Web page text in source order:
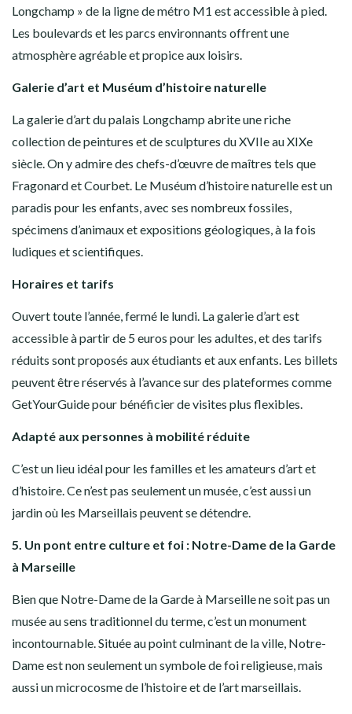
Longchamp » de la ligne de métro M1 est accessible à pied.
Les boulevards et les parcs environnants offrent une
atmosphère agréable et propice aux loisirs.
Galerie d’art et Muséum d’histoire naturelle
La galerie d’art du palais Longchamp abrite une riche
collection de peintures et de sculptures du XVIIe au XIXe
siècle. On y admire des chefs-d’œuvre de maîtres tels que
Fragonard et Courbet. Le Muséum d’histoire naturelle est un
paradis pour les enfants, avec ses nombreux fossiles,
spécimens d’animaux et expositions géologiques, à la fois
ludiques et scientifiques.
Horaires et tarifs
Ouvert toute l’année, fermé le lundi. La galerie d’art est
accessible à partir de 5 euros pour les adultes, et des tarifs
réduits sont proposés aux étudiants et aux enfants. Les billets
peuvent être réservés à l’avance sur des plateformes comme
GetYourGuide pour bénéficier de visites plus flexibles.
Adapté aux personnes à mobilité réduite
C’est un lieu idéal pour les familles et les amateurs d’art et
d’histoire. Ce n’est pas seulement un musée, c’est aussi un
jardin où les Marseillais peuvent se détendre.
5. Un pont entre culture et foi : Notre-Dame de la Garde
à Marseille
Bien que Notre-Dame de la Garde à Marseille ne soit pas un
musée au sens traditionnel du terme, c’est un monument
incontournable. Située au point culminant de la ville, Notre-
Dame est non seulement un symbole de foi religieuse, mais
aussi un microcosme de l’histoire et de l’art marseillais.